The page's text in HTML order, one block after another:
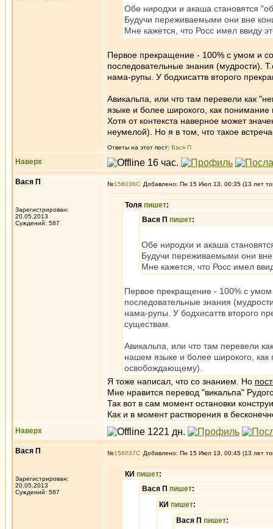
Обе ниродхи и акаша становятся
Будучи переживаемыми они вне
Мне кажется, что Росс имел ввиду
Первое прекращение - 100% с умом и
последовательные знания (мудрости).
нама-рупы. У бодхисаттв второго
Авикальпа, или что там перевели как
языке и более широкого, как
Хотя от контекста наверное может
неумелой). Но я в том, что такое
Ответы на этот пост: Вася П
Наверх
Вася П
Зарегистрирован:
20.05.2013
Суждений: 587
№156036 Добавлено: Пн 15 Июл 13, 00:35 (13 лет
Толя пишет:
Вася П пишет:
Обе ниродхи и акаша
Будучи переживаемыми они
Мне кажется, что Росс имел
Первое прекращение - 100% с
последовательные знания
нама-рупы. У бодхисаттв второго
существам.
Авикальпа, или что там перевели
нашем языке и более широкого,
освобождающему).
Я тоже написал, что со знанием. Но
Мне нравится перевод "викальпа"
Так вот в сам момент остановки
Как и в момент растворения в
Наверх
Вася П
Зарегистрирован:
20.05.2013
Суждений: 587
№156037 Добавлено: Пн 15 Июл 13, 00:45 (13 лет
КИ пишет:
Вася П пишет:
КИ пишет:
Вася П пишет: